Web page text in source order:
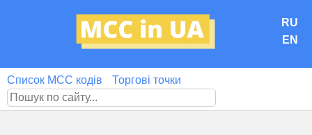
RU
EN
Список MCC кодів Торгові точки